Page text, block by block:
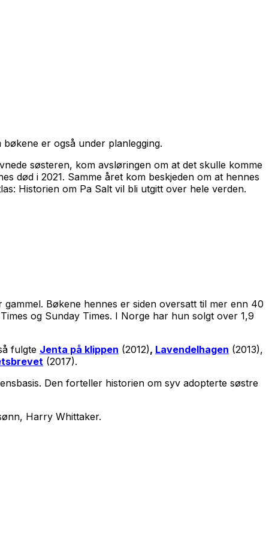
er også under planlegging.
søsteren, kom avsløringen om at det skulle komme
død i 2021. Samme året kom beskjeden om at hennes
Historien om Pa Salt vil bli utgitt over hele verden.
Bøkene hennes er siden oversatt til mer enn 40
og Sunday Times. I Norge har hun solgt over 1,9
fulgte Jenta på klippen (2012), Lavendelhagen (2013),
(2017).
Den forteller historien om syv adopterte søstre
Harry Whittaker.